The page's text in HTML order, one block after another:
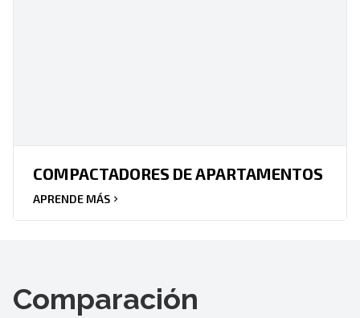
COMPACTADORES DE APARTAMENTOS
APRENDE MÁS
Comparación